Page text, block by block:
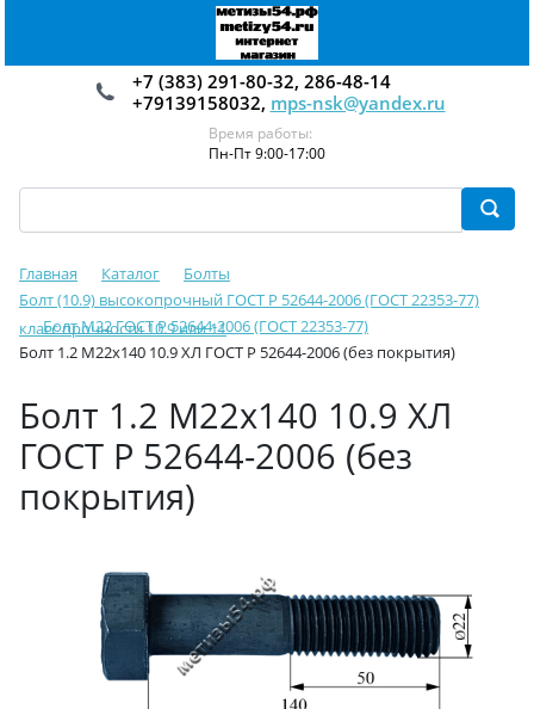
+7 (383) 291-80-32, 286-48-14
+79139158032, mps-nsk@yandex.ru
Время работы:
Пн-Пт 9:00-17:00
Главная Каталог
Болты
Болт (10.9) высокопрочный ГОСТ Р 52644-2006 (ГОСТ 22353-77)
класс прочности 10.9 или 11
Болт М22 ГОСТ Р 52644-2006 (ГОСТ 22353-77)
Болт 1.2 М22х140 10.9 ХЛ ГОСТ Р 52644-2006 (без покрытия)
Болт 1.2 М22х140 10.9 ХЛ
ГОСТ Р 52644-2006 (без
покрытия)